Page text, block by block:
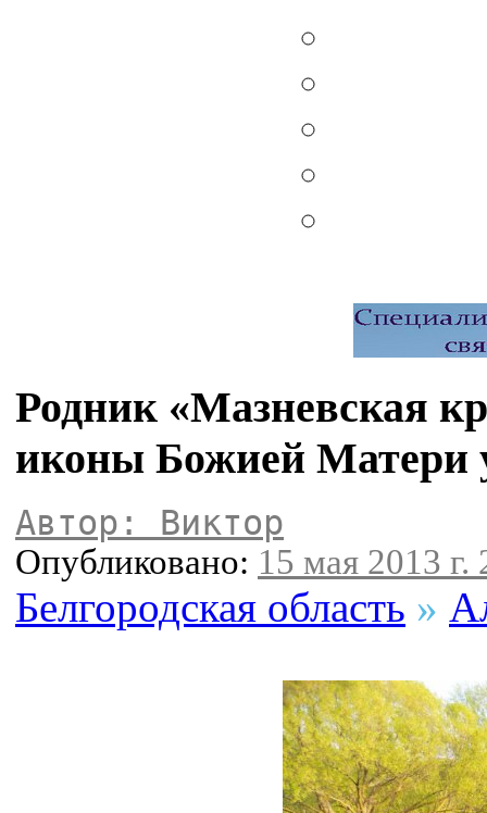
Родник «Мазневская
иконы Божией Матери
Автор: Виктор
Опубликовано: 15 мая 2013 г.
Белгородская область »